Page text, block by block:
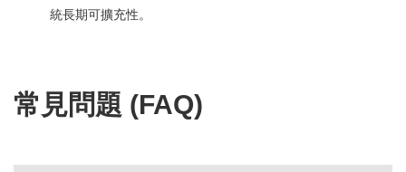
統長期可擴充性。
常見問題 (FAQ)